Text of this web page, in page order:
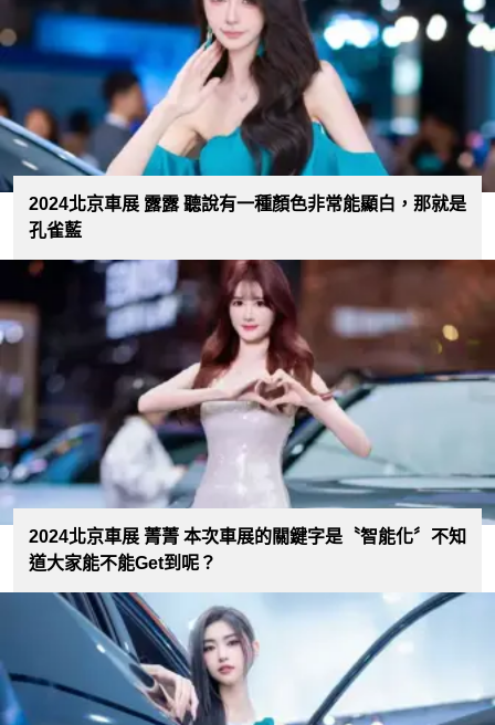
2024北京車展 露露 聽說有一種顏色非常能顯白，那就是
孔雀藍
2024北京車展 菁菁 本次車展的關鍵字是〝智能化〞不知
道大家能不能Get到呢？